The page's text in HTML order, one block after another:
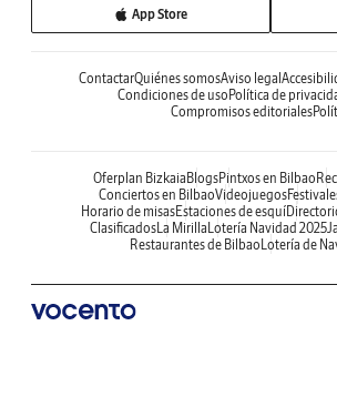
App Store
ContactarQuiénes somosAviso legal
Condiciones de uso Política de
Compromisos editoriales
Oferplan Bizkaia BlogsPintxos en Bilbao
Conciertos en BilbaoVideojuegos
Horario de misasEstaciones de esquí
Clasificados La Mirilla Lotería Navidad 2025
Restaurantes de Bilbao Lotería de